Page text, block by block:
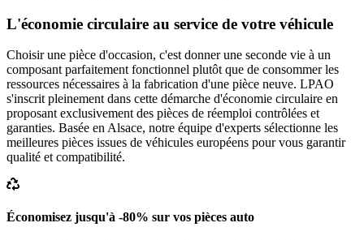
L'économie circulaire au service de votre véhicule
Choisir une pièce d'occasion, c'est donner une seconde vie à un
composant parfaitement fonctionnel plutôt que de consommer les
ressources nécessaires à la fabrication d'une pièce neuve. LPAO
s'inscrit pleinement dans cette démarche d'économie circulaire en
proposant exclusivement des pièces de réemploi contrôlées et
garanties. Basée en Alsace, notre équipe d'experts sélectionne les
meilleures pièces issues de véhicules européens pour vous garantir
qualité et compatibilité.
Économisez jusqu'à -80% sur vos pièces auto